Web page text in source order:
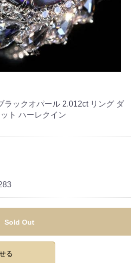
ラックオパール 2.012ct リング ダ
ト ハーレクイン
Sold Out
る